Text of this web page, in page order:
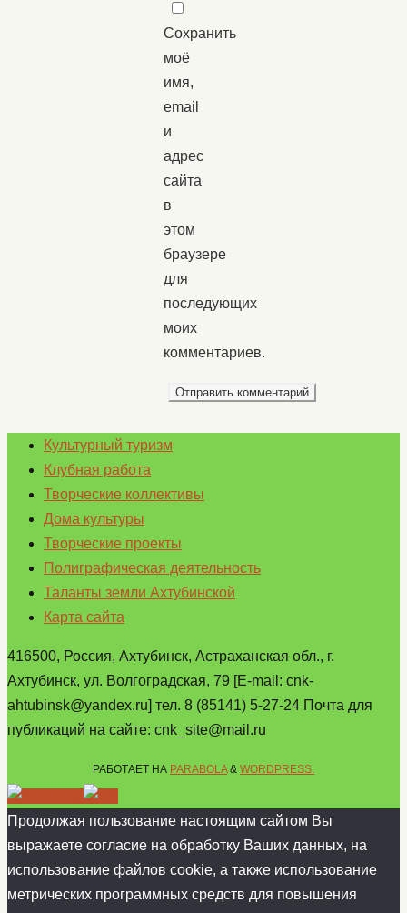
Сохранить
моё
имя,
email
и
адрес
сайта
в
этом
браузере
для
последующих
моих
комментариев.
Культурный туризм
Клубная работа
Творческие коллективы
Дома культуры
Творческие проекты
Полиграфическая деятельность
Таланты земли Ахтубинской
Карта сайта
416500, Россия, Ахтубинск, Астраханская обл., г.
Ахтубинск, ул. Волгоградская, 79 [E-mail: cnk-
ahtubinsk@yandex.ru] тел. 8 (85141) 5-27-24 Почта для
публикаций на сайте: cnk_site@mail.ru
РАБОТАЕТ НА PARABOLA& WORDPRESS.
Продолжая пользование настоящим сайтом Вы
выражаете согласие на обработку Ваших данных, на
использование файлов cookie, а также использование
метрических программных средств для повышения